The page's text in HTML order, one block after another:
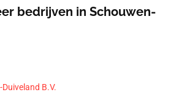
bedrijven in Schouwen-
B.V.